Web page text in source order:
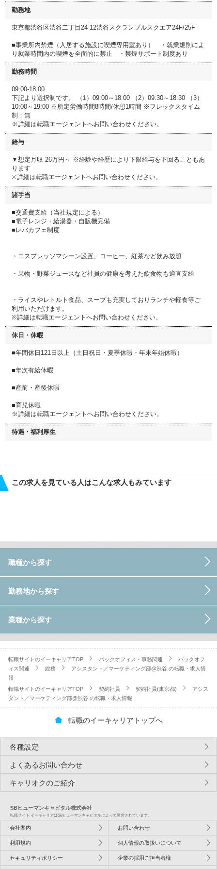
勤務地
東京都渋谷区渋谷二丁目24-12渋谷スクランブルスクエア24F/25F
■事業所内禁煙（入居する施設に喫煙専用室あり） ・就業規則によ
り就業時間内の喫煙を全面的に禁止 ・禁煙サポート制度あり
勤務時間
09:00-18:00
下記より選択制です。 （1）09:00～18:00 （2）09:30～18:30 （3）
10:00～19:00 ※所定労働時間8時間/休憩1時間 ※フレックスタイム
制：無
※詳細は転職エージェントへお問い合わせください。
給与
▼想定月収 26万円～ ※経験や経歴により下限給与を下回ることもあ
ります
※詳細は転職エージェントへお問い合わせください。
諸手当
■交通費支給（当社規定による）
■電子レンジ・給湯器・自販機完備
■レバカフェ制度
・エスプレッソマシーン設置、コーヒー、紅茶など飲み放題
・果物・野菜ジュースなど社員の健康を考えた飲食物も適宜支給
・ライスやレトルト食品、スープも充実しておりランチや軽食等ご
利用いただけます。
※詳細は転職エージェントへお問い合わせください。
休日・休暇
■年間休日121日以上（土日祝日・夏季休暇・年末年始休暇）
■年次有給休暇
■産前・産後休暇
■育児休暇
※詳細は転職エージェントへお問い合わせください。
待遇・福利厚生
この求人を見ている人はこんな求人もみています
職種から探す
勤務地から探す
業種から探す
転職サイトのイーキャリアTOP バックオフィス・事務関連
バックオフ
ィス関連
総務
アシスタント／マーケティング部@渋谷.の転職・求人情
報
転職サイトのイーキャリアTOP
契約社員 契約社員(東京都)
アシス
タント／マーケティング部@渋谷.の転職・求人情報
転職のイーキャリアトップへ
各種設定
よくあるお問い合わせ
キャリオクのご紹介
SBヒューマンキャピタル株式会社
転職サイト イーキャリアはSBヒューマンキャピタルによって運営されています。
会社案内 お問い合わせ
利用規約 個人情報の取扱いについて
セキュリティポリシー 企業の採用ご担当者様